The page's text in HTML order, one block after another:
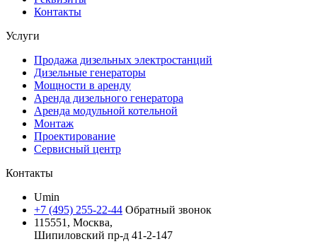
Контакты
Услуги
Продажа дизельных электростанций
Дизельные генераторы
Мощности в аренду
Аренда дизельного генератора
Аренда модульной котельной
Монтаж
Проектирование
Сервисный центр
Контакты
Umin
+7 (495) 255-22-44 Обратный звонок
115551, Москва,
Шипиловский пр-д 41-2-147